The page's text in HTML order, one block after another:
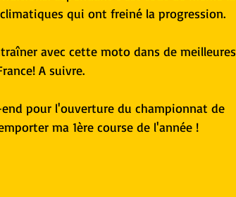
qui ont freiné la progression.
avec cette moto dans de meilleures
A suivre.
pour l'ouverture du championnat de
ma 1ère course de l'année !